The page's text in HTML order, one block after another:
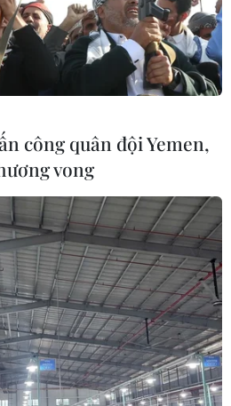
héc ta.
công quân đội Yemen,
vong